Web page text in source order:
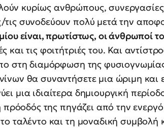
κυρίως ανθρώπους, συνεργασίες,
συνοδεύουν πολύ μετά την
είναι, πρωτίστως, οι άνθρωποί
και τις φοιτήτριές του. Και
στη διαμόρφωση της
θα συναντήσετε μια ώριμη και
μια ιδιαίτερα δημιουργική
πρόοδός της πηγάζει από την
ταλέντο και τη μοναδική συμβολή